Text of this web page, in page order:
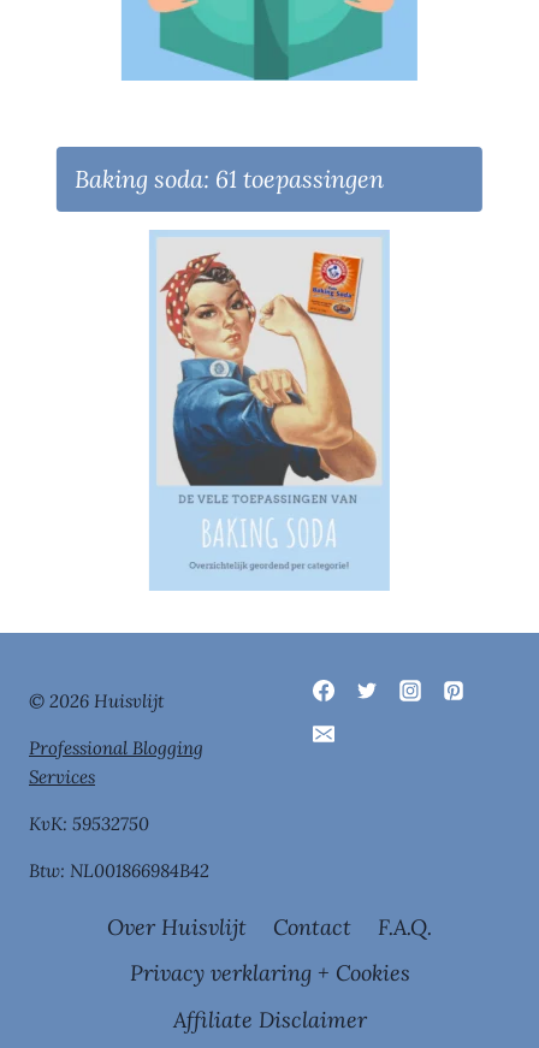
Baking soda: 61 toepassingen
© 2026 Huisvlijt
Professional Blogging
Services
KvK: 59532750
Btw: NL001866984B42
Over Huisvlijt Contact
F.A.Q.
Privacy verklaring + Cookies
Affiliate Disclaimer